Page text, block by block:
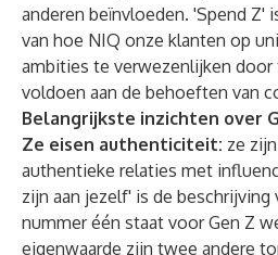
anderen beïnvloeden. 'Spend Z'
van hoe NIQ onze klanten op
ambities te verwezenlijken
voldoen aan de behoeften van
Belangrijkste inzichten over
Ze eisen authenticiteit: ze
authentieke relaties met
zijn aan jezelf' is de beschrijving
nummer één staat voor Gen Z
eigenwaarde zijn twee andere